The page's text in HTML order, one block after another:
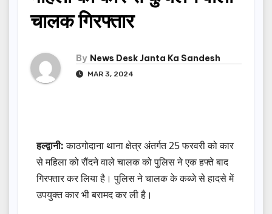
चालक गिरफ्तार
By News Desk Janta Ka Sandesh
MAR 3, 2024
हल्द्वानी:काठगोदाना थाना क्षेत्र अंतर्गत 25 फरवरी को कार
से महिला को रौंदने वाले चालक को पुलिस ने एक हफ्ते बाद
गिरफ्तार कर लिया है। पुलिस ने चालक के कब्जे से हादसे में
उपयुक्त कार भी बरामद कर ली है।